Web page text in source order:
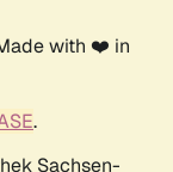
with ❤️ in
.
Sachsen-